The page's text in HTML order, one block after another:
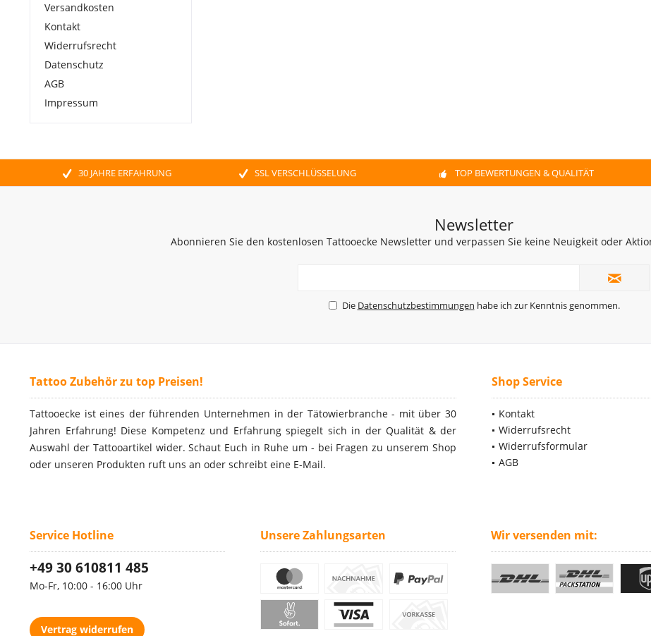
Versandkosten
Kontakt
Widerrufsrecht
Datenschutz
AGB
Impressum
30 JAHRE ERFAHRUNG SSL VERSCHLÜSSELUNG TOP BEWERTUNGEN & QUALITÄT
Newsletter
Abonnieren Sie den kostenlosen Tattooecke Newsletter und verpassen Sie keine Neuigkeit oder
Die Datenschutzbestimmungen habe ich zur Kenntnis genommen.
Tattoo Zubehör zu top Preisen!
Tattooecke ist eines der führenden Unternehmen in der Tätowierbranche - mit über 30
Jahren Erfahrung! Diese Kompetenz und Erfahrung spiegelt sich in der Qualität & der
Auswahl der Tattooartikel wider. Schaut Euch in Ruhe um - bei Fragen zu unserem Shop
oder unseren Produkten ruft uns an oder schreibt eine E-Mail.
Shop Service
Kontakt
Widerrufsrecht
Widerrufsformular
AGB
Service Hotline
+49 30 610811 485
Mo-Fr, 10:00 - 16:00 Uhr
Vertrag widerrufen
Unsere Zahlungsarten Wir versenden mit: